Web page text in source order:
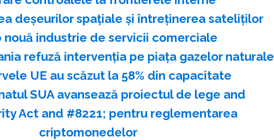
deşeurilor spaţiale şi întreţinerea sateliţilor
nouă industrie de servicii comerciale
refuză intervenţia pe piaţa gazelor naturale
UE au scăzut la 58% din capacitate
SUA avansează proiectul de lege and
Act and #8221; pentru reglementarea
criptomonedelor